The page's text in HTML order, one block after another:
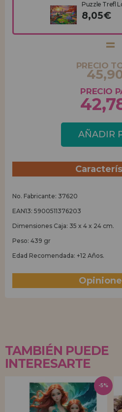
Puzzle Trefl
8,05€
PRECIO
PRECIO
AÑADIR
No. Fabricante: 37620
EAN13: 5900511376203
Dimensiones Caja: 35 x 4 x 24 cm.
Peso: 439 gr
Edad Recomendada: +12 Años.
TAMBIÉN PUEDE
INTERESARTE
-5%